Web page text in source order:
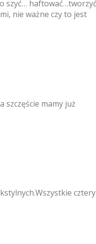
szyć…
nie ważne czy to jest
szczęście mamy już
cztery